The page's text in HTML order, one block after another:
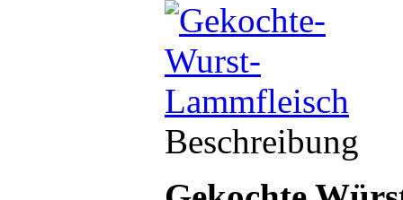
Beschreibung